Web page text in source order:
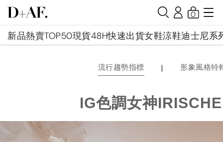
新品熱賣TOP50現貨48H快速出貨女鞋涼鞋迪士尼系
0
流行趨勢指標 | 形象風格特
IG色調女神